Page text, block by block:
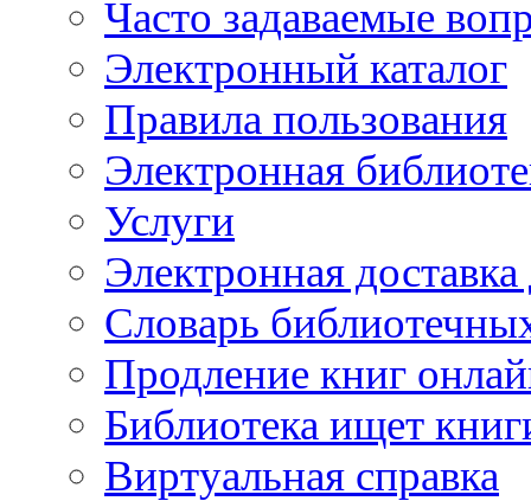
Часто задаваемые
Электронный каталог
Правила пользования
Электронная
Услуги
Электронная
Словарь
Продление книг
Библиотека ищет
Виртуальная справка